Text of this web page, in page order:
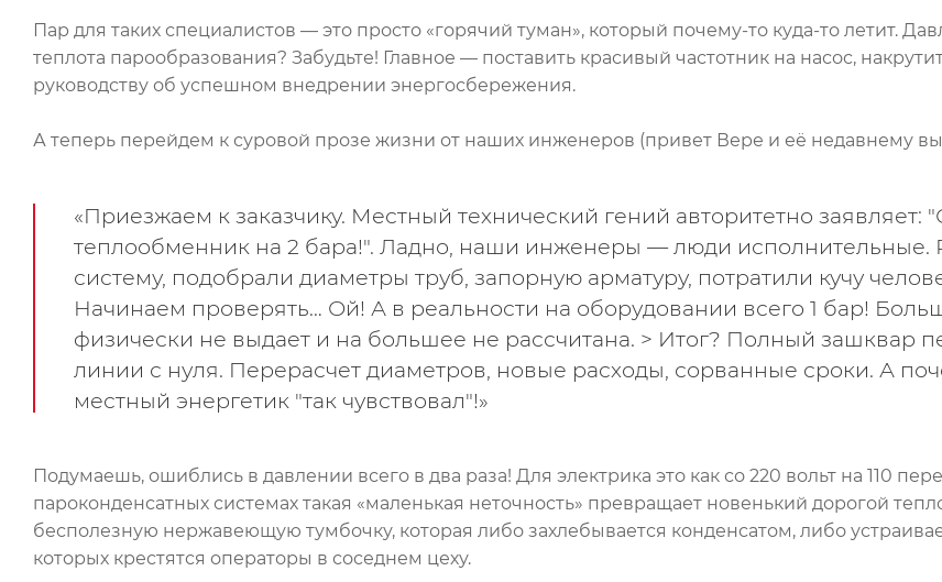
Пар для таких специалистов — это просто «горячий туман», который почему-то куда-то летит.
теплота парообразования? Забудьте! Главное — поставить красивый частотник на насос,
руководству об успешном внедрении энергосбережения.
А теперь перейдем к суровой прозе жизни от наших инженеров (привет Вере и её недавнему
«Приезжаем к заказчику. Местный технический гений авторитетно заявляет:
теплообменник на 2 бара!". Ладно, наши инженеры — люди исполнительные.
систему, подобрали диаметры труб, запорную арматуру, потратили кучу
Начинаем проверять… Ой! А в реальности на оборудовании всего 1 бар!
физически не выдает и на большее не рассчитана. > Итог? Полный зашквар
линии с нуля. Перерасчет диаметров, новые расходы, сорванные сроки. А
местный энергетик "так чувствовал"!»
Подумаешь, ошиблись в давлении всего в два раза! Для электрика это как со 220 вольт на 110
пароконденсатных системах такая «маленькая неточность» превращает новенький дорогой
бесполезную нержавеющую тумбочку, которая либо захлебывается конденсатом, либо
которых крестятся операторы в соседнем цеху.